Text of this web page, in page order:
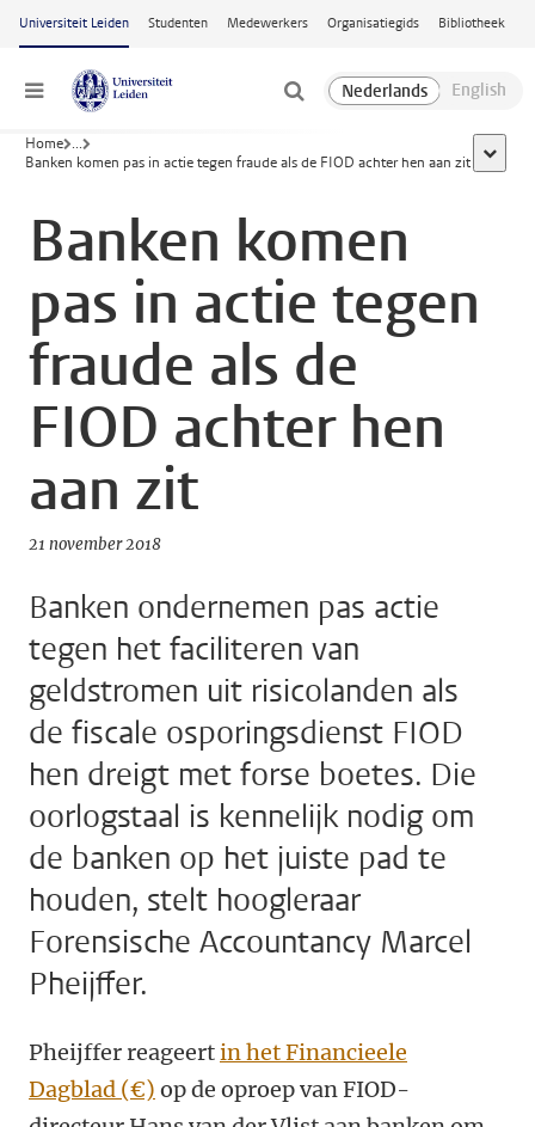
Ga naar hoofdinhoud
Universiteit Leiden Studenten Medewerkers Organisatiegids Bibliotheek
Menu
Home ...
Banken komen pas in actie tegen fraude als de FIOD achter hen aan zit
toon
Banken komen
pas in actie tegen
fraude als de
FIOD achter hen
aan zit
21 november 2018
Banken ondernemen pas actie
tegen het faciliteren van
geldstromen uit risicolanden als
de fiscale osporingsdienst FIOD
hen dreigt met forse boetes. Die
oorlogstaal is kennelijk nodig om
de banken op het juiste pad te
houden, stelt hoogleraar
Forensische Accountancy Marcel
Pheijffer.
Pheijffer reageertin het Financieele
Dagblad (€) op de oproep van FIOD-